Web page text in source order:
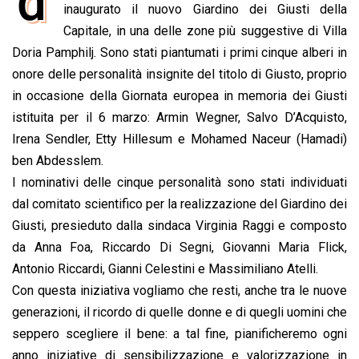
e
o
o
k
t
s
A
p
p
k
e
d
I
n
e
a
d
s
i
l
y
L
i
n
k
n
t
inaugurato il nuovo Giardino dei Giusti della
Capitale, in una delle zone più suggestive di Villa
Doria Pamphilj. Sono stati piantumati i primi cinque alberi in
onore delle personalità insignite del titolo di Giusto, proprio
in occasione della Giornata europea in memoria dei Giusti
istituita per il 6 marzo: Armin Wegner, Salvo D’Acquisto,
Irena Sendler, Etty Hillesum e Mohamed Naceur (Hamadi)
ben Abdesslem.
I nominativi delle cinque personalità sono stati individuati
dal comitato scientifico per la realizzazione del Giardino dei
Giusti, presieduto dalla sindaca Virginia Raggi e composto
da Anna Foa, Riccardo Di Segni, Giovanni Maria Flick,
Antonio Riccardi, Gianni Celestini e Massimiliano Atelli.
Con questa iniziativa vogliamo che resti, anche tra le nuove
generazioni, il ricordo di quelle donne e di quegli uomini che
seppero scegliere il bene: a tal fine, pianificheremo ogni
anno iniziative di sensibilizzazione e valorizzazione in